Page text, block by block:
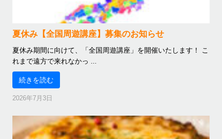
夏休み【全国周遊講座】募集のお知らせ
夏休み期間に向けて、「全国周遊講座」を開催いたします！ こ
れまで遠方で来れなかっ ...
続きを読む
2026年7月3日